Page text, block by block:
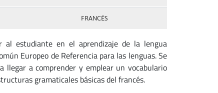
FRANCÉS
al estudiante en el aprendizaje de la lengua
Europeo de Referencia para las lenguas. Se
llegar a comprender y emplear un vocabulario
gramaticales básicas del francés.